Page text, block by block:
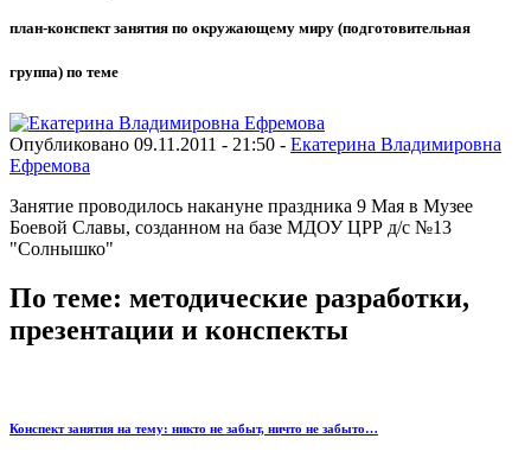
план-конспект занятия по окружающему миру (подготовительная
группа) по теме
Опубликовано 09.11.2011 - 21:50 - Екатерина Владимировна
Ефремова
Занятие проводилось накануне праздника 9 Мая в Музее
Боевой Славы, созданном на базе МДОУ ЦРР д/с №13
"Солнышко"
По теме: методические разработки,
презентации и конспекты
Конспект занятия на тему: никто не забыт, ничто не забыто…